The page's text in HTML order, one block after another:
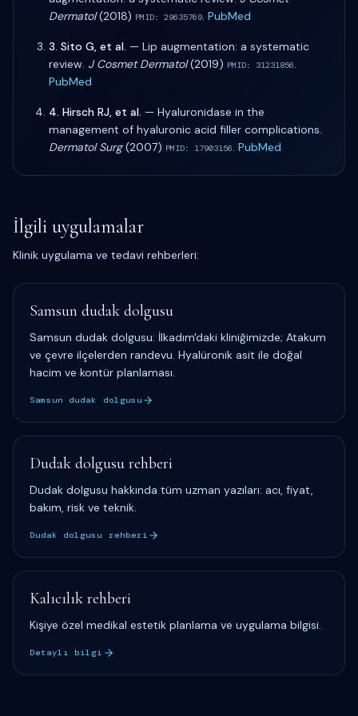
Dermatol(2018) PMID: 29635769. PubMed
3. Sito G, et al. — Lip augmentation: a systematic
review. J Cosmet Dermatol(2019) PMID: 31231856.
PubMed
4. Hirsch RJ, et al. — Hyaluronidase in the
management of hyaluronic acid filler complications.
Dermatol Surg(2007) PMID: 17903156. PubMed
İlgili uygulamalar
Klinik uygulama ve tedavi rehberleri:
Samsun dudak dolgusu
Samsun dudak dolgusu: İlkadım'daki kliniğimizde; Atakum
ve çevre ilçelerden randevu. Hyalüronik asit ile doğal
hacim ve kontür planlaması.
Samsun dudak dolgusu
Dudak dolgusu rehberi
Dudak dolgusu hakkında tüm uzman yazıları: acı, fiyat,
bakım, risk ve teknik.
Dudak dolgusu rehberi
Kalıcılık rehberi
Kişiye özel medikal estetik planlama ve uygulama bilgisi.
Detaylı bilgi